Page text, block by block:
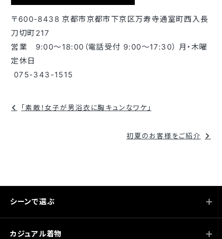
〒600-8438 京都市京都市下京区万寿寺通室町西入長
刀切町217
営業 9:00～18:00（電話受付 9:00～17:30） 月・木曜
定休日
075-343-1515
シ
ョ
ン
「素敵！女子が男浴衣に胸キュンなワケ」
初夏のお客様をご紹介
シーンで選ぶ
カジュアル着物